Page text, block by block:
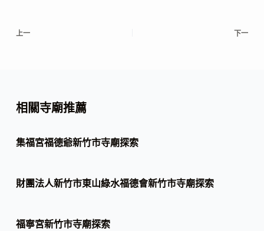
上一 下一
相關寺廟推薦
集福宮福德爺新竹市寺廟探索
財團法人新竹市東山綠水福德會新竹市寺廟探索
福寧宮新竹市寺廟探索